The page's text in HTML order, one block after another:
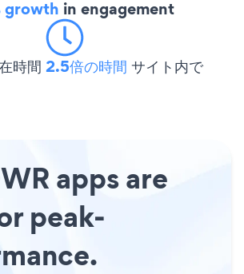
growth in engagement
時間 2.5倍の時間 サイト内で
apps are
peak-